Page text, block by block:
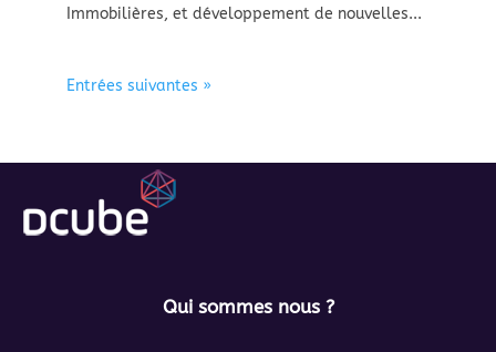
Immobilières, et développement de nouvelles...
Entrées suivantes »
Qui sommes nous ?